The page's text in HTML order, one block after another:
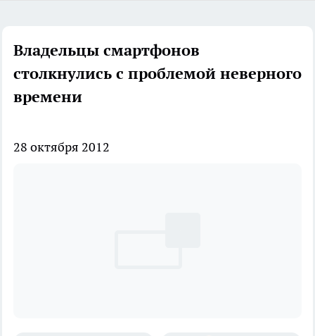
Владельцы смартфонов
столкнулись с проблемой неверного
времени
28 октября 2012